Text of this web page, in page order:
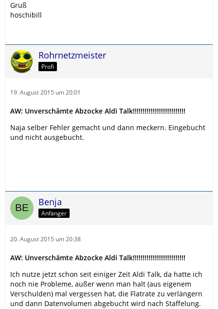
Gruß
hoschibill
Rohrnetzmeister
Profi
19. August 2015 um 20:01
AW: Unverschämte Abzocke Aldi Talk!!!!!!!!!!!!!!!!!!!!!!!!!!!
Naja selber Fehler gemacht und dann meckern. Eingebucht
und nicht ausgebucht.
Benja
Anfänger
20. August 2015 um 20:38
AW: Unverschämte Abzocke Aldi Talk!!!!!!!!!!!!!!!!!!!!!!!!!!!
Ich nutze jetzt schon seit einiger Zeit Aldi Talk, da hatte ich
noch nie Probleme, außer wenn man halt (aus eigenem
Verschulden) mal vergessen hat, die Flatrate zu verlängern
und dann Datenvolumen abgebucht wird nach Staffelung.